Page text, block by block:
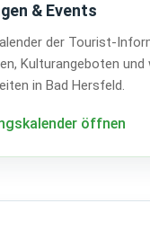
& Events
der Tourist-
Kulturangeboten und
in Bad Hersfeld.
öffnen